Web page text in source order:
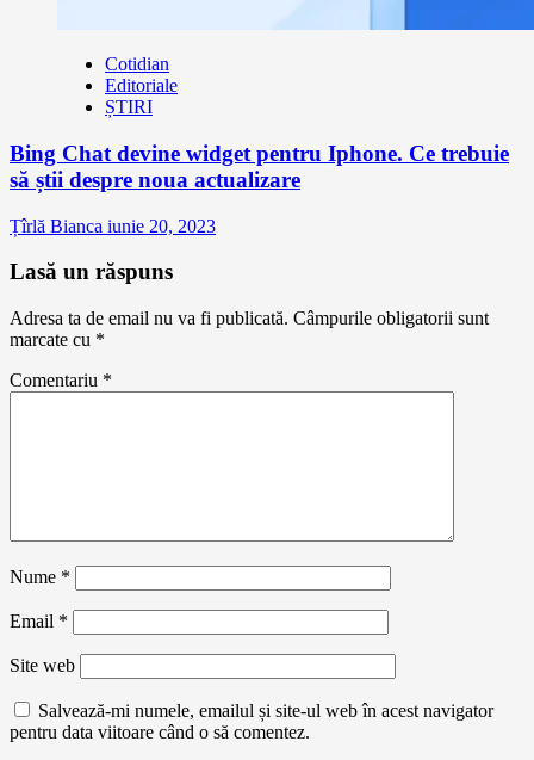
Cotidian
Editoriale
ȘTIRI
Bing Chat devine widget pentru Iphone. Ce trebuie
să știi despre noua actualizare
Țîrlă Bianca iunie 20, 2023
Lasă un răspuns
Adresa ta de email nu va fi publicată. Câmpurile obligatorii sunt
marcate cu *
Comentariu *
Nume *
Email *
Site web
Salvează-mi numele, emailul și site-ul web în acest navigator
pentru data viitoare când o să comentez.